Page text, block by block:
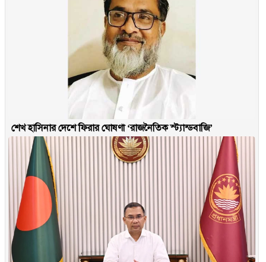
শেখ হাসিনার দেশে ফিরার ঘোষণা ‘রাজনৈতিক স্ট্যান্ডবাজি’